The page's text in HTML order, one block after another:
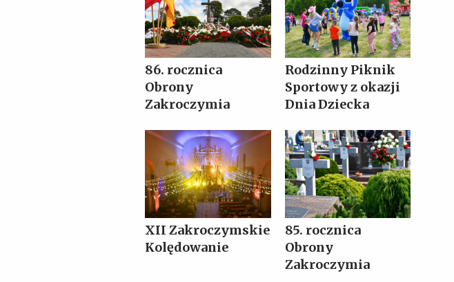
86. rocznica
Obrony
Zakroczymia
Rodzinny Piknik
Sportowy z okazji
Dnia Dziecka
XII Zakroczymskie
Kolędowanie
85. rocznica
Obrony
Zakroczymia